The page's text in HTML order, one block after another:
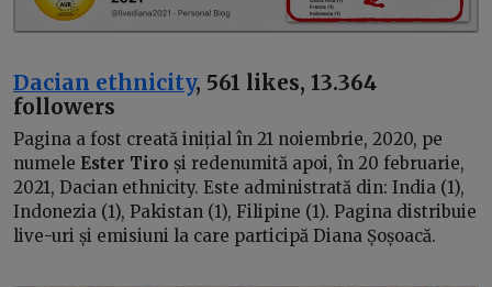
Dacian ethnicity, 561 likes, 13.364
followers
Pagina a fost creată inițial în 21 noiembrie, 2020, pe
numele Ester Tiro și redenumită apoi, în 20 februarie,
2021, Dacian ethnicity. Este administrată din: India (1),
Indonezia (1), Pakistan (1), Filipine (1). Pagina distribuie
live-uri și emisiuni la care participă Diana Șoșoacă.